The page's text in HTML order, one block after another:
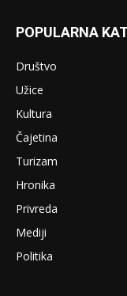
POPULARNA
Društvo
Užice
Kultura
Čajetina
Turizam
Hronika
Privreda
Mediji
Politika